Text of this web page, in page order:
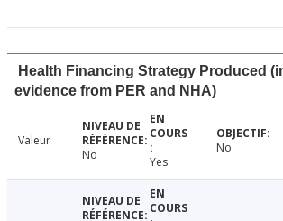
Health Financing Strategy Produced
evidence from PER and NHA)
Valeur
No
Yes
No